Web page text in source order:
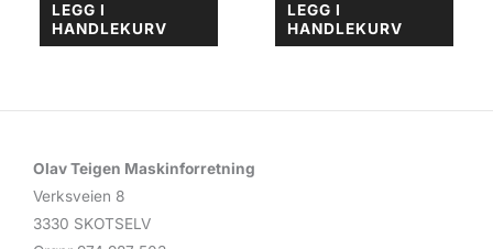
LEGG I
HANDLEKURV
LEGG I
HANDLEKURV
Olav Teigen Maskinforretning
Verksveien 8
3330 SKOTSELV